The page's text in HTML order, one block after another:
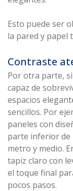
Esto puede ser
la pared y papel
Contraste
Por otra parte,
capaz de
espacios
sencillos. Por
paneles con
parte inferior de
metro y medio.
tapiz claro con
el toque final
pocos pasos.